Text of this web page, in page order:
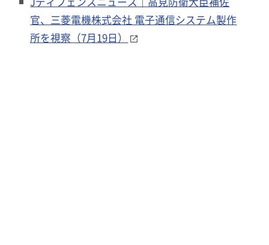
官、三菱電機株式会社 電子通信システム製作
所を視察（7月19日）